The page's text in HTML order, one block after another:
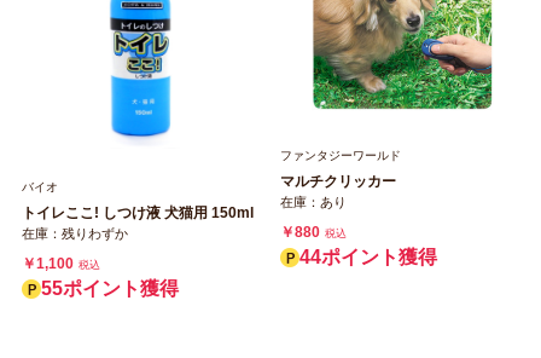
バイオ
トイレここ! しつけ液 犬猫用 150ml
在庫：残りわずか
￥1,100 税込
55ポイント獲得
ファンタジーワールド
マルチクリッカー
在庫：あり
￥880 税込
44ポイント獲得